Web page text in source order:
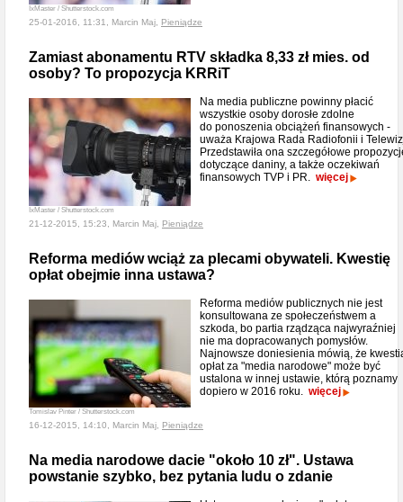
IxMaster / Shutterstock.com
25-01-2016, 11:31, Marcin Maj, Pieniądze
Zamiast abonamentu RTV składka 8,33 zł mies. od
osoby? To propozycja KRRiT
IxMaster / Shutterstock.com
Na media publiczne powinny płacić
wszystkie osoby dorosłe zdolne
do ponoszenia obciążeń finansowych -
uważa Krajowa Rada Radiofonii i
Przedstawiła ona szczegółowe
dotyczące daniny, a także oczekiwań
finansowych TVP i PR. więcej
21-12-2015, 15:23, Marcin Maj, Pieniądze
Reforma mediów wciąż za plecami obywateli. Kwestię
opłat obejmie inna ustawa?
Tomislav Pinter / Shutterstock.com
Reforma mediów publicznych nie jest
konsultowana ze społeczeństwem a
szkoda, bo partia rządząca najwyraźniej
nie ma dopracowanych pomysłów.
Najnowsze doniesienia mówią, że
opłat za "media narodowe" może być
ustalona w innej ustawie, którą poznamy
dopiero w 2016 roku. więcej
16-12-2015, 14:10, Marcin Maj, Pieniądze
Na media narodowe dacie "około 10 zł". Ustawa
powstanie szybko, bez pytania ludu o zdanie